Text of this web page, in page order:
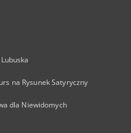
na Rysunek Satyryczny
dla Niewidomych